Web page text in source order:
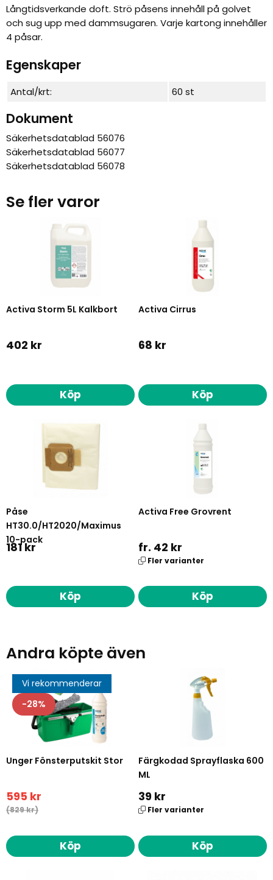
Långtidsverkande doft. Strö påsens innehåll på golvet
och sug upp med dammsugaren. Varje kartong innehåller
4 påsar.
Egenskaper
Antal/krt: 60 st
Dokument
Säkerhetsdatablad 56076
Säkerhetsdatablad 56077
Säkerhetsdatablad 56078
Se fler varor
Activa Storm 5L Kalkbort
402 kr
Köp
Activa Cirrus
68 kr
Köp
Påse
HT30.0/HT2020/Maximus
10-pack
181 kr
Köp
Activa Free Grovrent
fr. 42 kr
Fler varianter
Köp
Andra köpte även
Vi rekommenderar
28
Unger Fönsterputskit Stor
595 kr
(829 kr)
Köp
Färgkodad Sprayflaska 600
ML
39 kr
Fler varianter
Köp